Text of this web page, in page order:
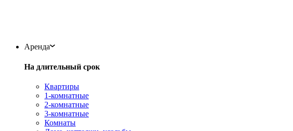
Аренда
На длительный срок
Квартиры
1-комнатные
2-комнатные
3-комнатные
Комнаты